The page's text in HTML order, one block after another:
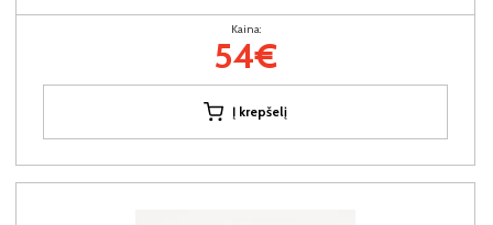
Kaina:
54€
Į krepšelį